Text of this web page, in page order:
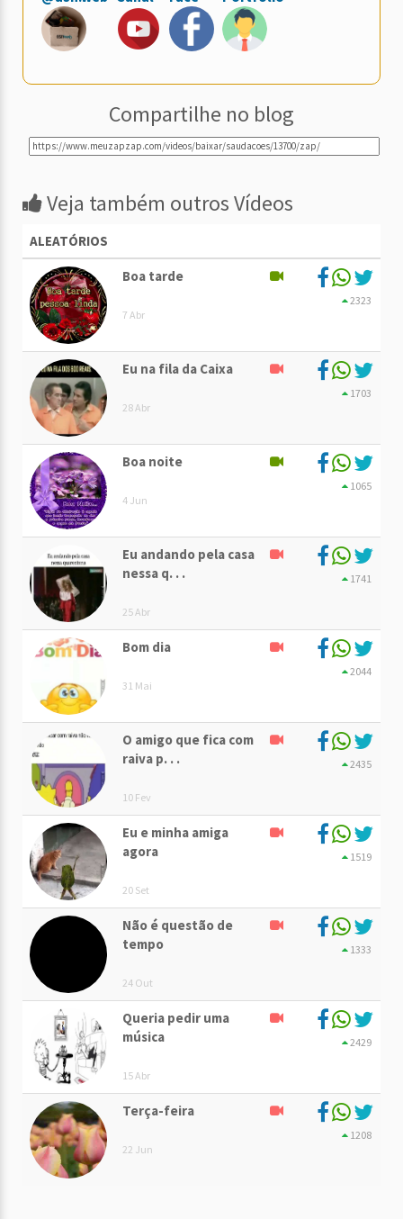
Compartilhe no blog
Veja também outros Vídeos
ALEATÓRIOS
Boa tarde
7 Abr
2323
Eu na fila da Caixa
28 Abr
1703
Boa noite
4 Jun
1065
Eu andando pela casa
nessa q. . .
25 Abr
1741
Bom dia
31 Mai
2044
O amigo que fica com
raiva p. . .
10 Fev
2435
Eu e minha amiga
agora
20 Set
1519
Não é questão de
tempo
24 Out
1333
Queria pedir uma
música
15 Abr
2429
Terça-feira
22 Jun
1208